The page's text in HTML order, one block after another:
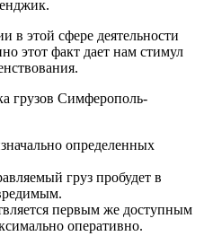
в этой сфере деятельности
этот факт дает нам стимул
грузов Симферополь-
определенных
груз пробудет в
первым же доступным
оперативно.